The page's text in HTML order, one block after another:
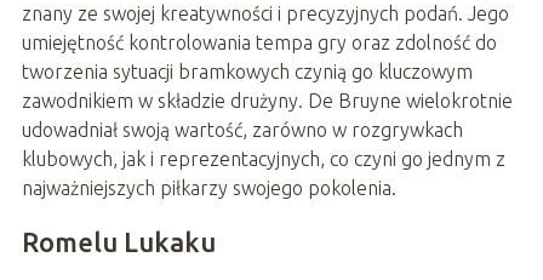
znany ze swojej kreatywności i precyzyjnych podań. Jego
umiejętność kontrolowania tempa gry oraz zdolność do
tworzenia sytuacji bramkowych czynią go kluczowym
zawodnikiem w składzie drużyny. De Bruyne wielokrotnie
udowadniał swoją wartość, zarówno w rozgrywkach
klubowych, jak i reprezentacyjnych, co czyni go jednym z
najważniejszych piłkarzy swojego pokolenia.
Romelu Lukaku